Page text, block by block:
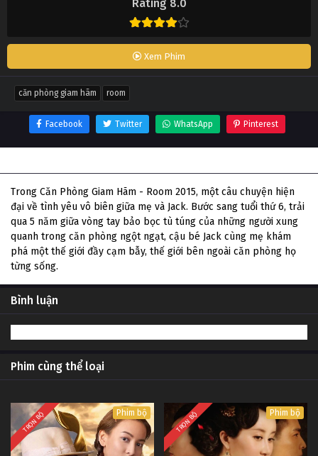
Rating 8.0
Xem Phim
căn phòng giam hãm room
Facebook Twitter WhatsApp Pinterest
Trong Căn Phòng Giam Hãm - Room 2015, một câu chuyện hiện
đại về tình yêu vô biên giữa mẹ và Jack. Bước sang tuổi thứ 6, trải
qua 5 năm giữa vòng tay bảo bọc tù túng của những người xung
quanh trong căn phòng ngột ngạt, cậu bé Jack cùng mẹ khám
phá một thế giới đầy cạm bẫy, thế giới bên ngoài căn phòng họ
từng sống.
Bình luận
Phim cùng thể loại
TRỌN BỘ Phim bộ TRỌN BỘ Phim bộ